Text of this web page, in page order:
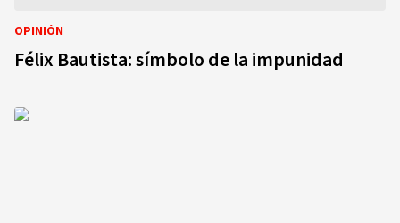
OPINIÓN
Félix Bautista: símbolo de la impunidad